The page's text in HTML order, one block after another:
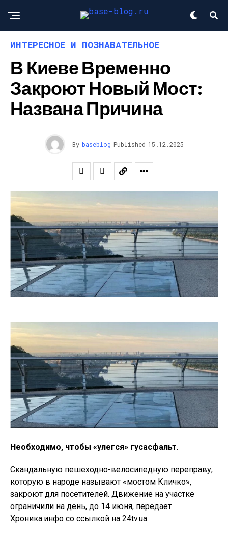
ИНТЕРЕСНОЕ И ПОЗНАВАТЕЛЬНОЕ
В Киеве Временно
Закроют Новый Мост:
Названа Причина
By baseblog Published 15.12.2025
Необходимо, чтобы «улегся» гусасфальт.
Скандальную пешеходно-велосипедную переправу,
которую в народе называют «мостом Кличко»,
закроют для посетителей. Движение на участке
ограничили на день, до 14 июня, передает
Хроника.инфо со ссылкой на 24tv.ua.